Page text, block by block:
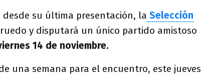
desde su última presentación, la Selección
y disputará un único partido amistoso
14 de noviembre.
una semana para el encuentro, este jueves